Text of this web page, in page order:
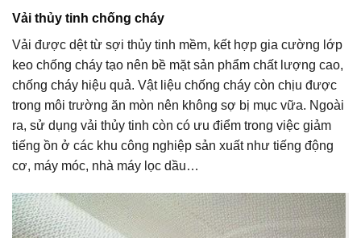
Vải thủy tinh chống cháy
Vải được dệt từ sợi thủy tinh mềm, kết hợp gia cường lớp
keo chống cháy tạo nên bề mặt sản phẩm chất lượng cao,
chống cháy hiệu quả. Vật liệu chống cháy còn chịu được
trong môi trường ăn mòn nên không sợ bị mục vữa. Ngoài
ra, sử dụng vải thủy tinh còn có ưu điểm trong việc giảm
tiếng ồn ở các khu công nghiệp sản xuất như tiếng động
cơ, máy móc, nhà máy lọc dầu…